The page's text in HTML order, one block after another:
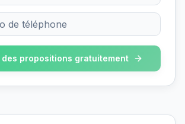
des propositions gratuitement